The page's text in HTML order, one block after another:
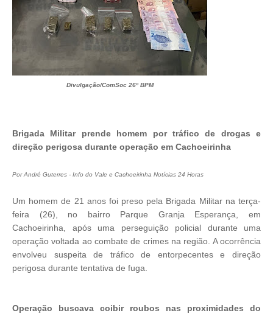
Divulgação/ComSoc 26º BPM
Brigada Militar prende homem por tráfico de drogas e
direção perigosa durante operação em Cachoeirinha
Por André Guterres - Info do Vale e Cachoeirinha Notícias 24 Horas
Um homem de 21 anos foi preso pela Brigada Militar na terça-
feira (26), no bairro Parque Granja Esperança, em
Cachoeirinha, após uma perseguição policial durante uma
operação voltada ao combate de crimes na região. A ocorrência
envolveu suspeita de tráfico de entorpecentes e direção
perigosa durante tentativa de fuga.
Operação buscava coibir roubos nas proximidades do